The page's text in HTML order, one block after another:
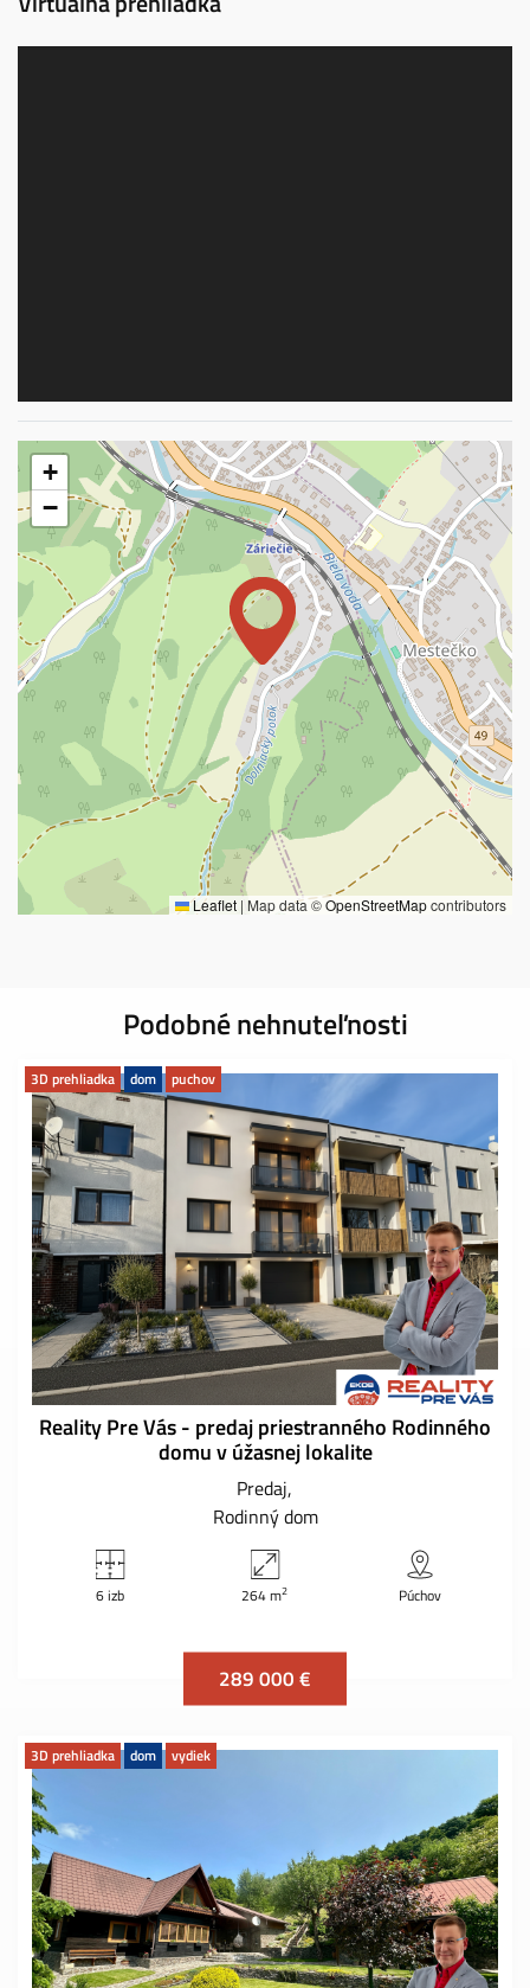
+
−
Leaflet | Map data ©OpenStreetMapcontributors
Podobné nehnuteľnosti
3D prehliadka dom puchov
Reality Pre Vás - predaj priestranného Rodinného
domu v úžasnej lokalite
Predaj
Rodinný dom
6 izb 264 m2 Púchov
289 000 €
3D prehliadka dom vydiek